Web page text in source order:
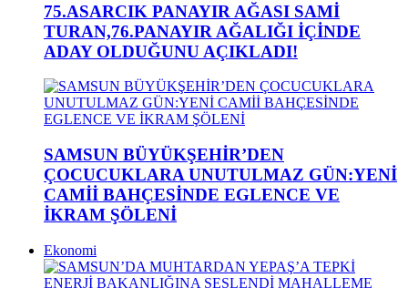
75.ASARCIK PANAYIR AĞASI SAMİ
TURAN,76.PANAYIR AĞALIĞI İÇİNDE
ADAY OLDUĞUNU AÇIKLADI!
SAMSUN BÜYÜKŞEHİR’DEN
ÇOCUCUKLARA UNUTULMAZ GÜN:YENİ
CAMİİ BAHÇESİNDE EGLENCE VE
İKRAM ŞÖLENİ
Ekonomi